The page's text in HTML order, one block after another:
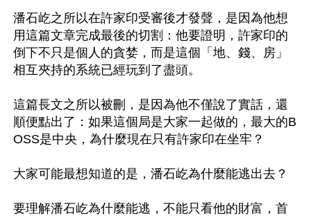
潘石屹之所以在許家印受審後才發聲，是因為他想
用這篇文章完成最後的切割：他要證明，許家印的
倒下不只是個人的貪婪，而是這個「地、錢、房」
相互夾持的系統已經玩到了盡頭。
這篇長文之所以被刪，是因為他不僅說了實話，還
順便點出了：如果這個局是大家一起做的，最大的B
OSS是中央，為什麼現在只有許家印在坐牢？
大家可能最想知道的是，潘石屹為什麼能逃出去？
要理解潘石屹為什麼能逃，不能只看他的財富，首